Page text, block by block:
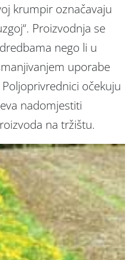
krumpir označavaju
Proizvodnja se
nego li u
uporabe
očekuju
nadomjestiti
na tržištu.